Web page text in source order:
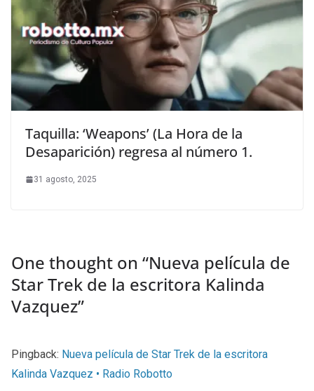
Taquilla: ‘Weapons’ (La Hora de la
Desaparición) regresa al número 1.
31 agosto, 2025
One thought on “Nueva película de
Star Trek de la escritora Kalinda
Vazquez”
Pingback: Nueva película de Star Trek de la escritora
Kalinda Vazquez • Radio Robotto